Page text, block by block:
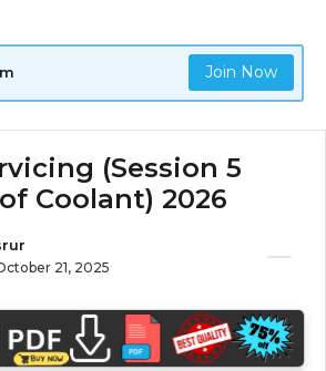
Join Now
(Session 5
Coolant) 2026
21, 2025